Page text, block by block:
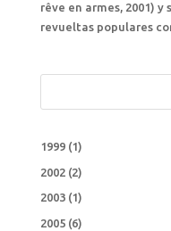
rêve en armes, 2001)
revueltas populares
1999(1)
2002(2)
2003(1)
2005(6)